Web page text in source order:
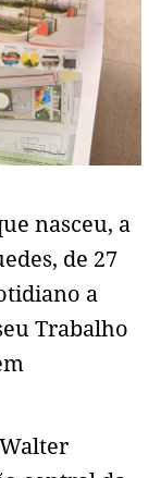
nasceu, a
de 27
a
Trabalho